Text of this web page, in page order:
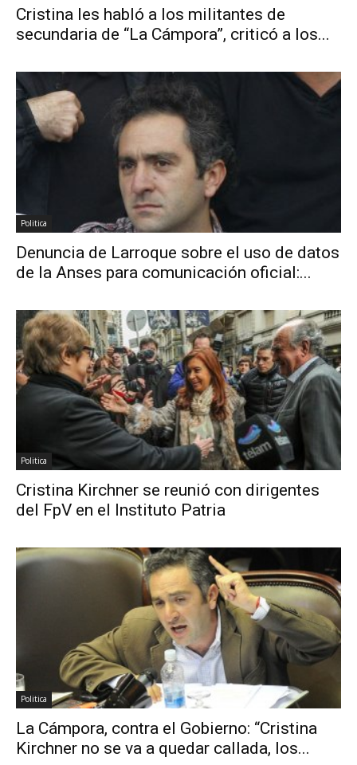
Cristina les habló a los militantes de
secundaria de “La Cámpora”, criticó a los...
Politica
Denuncia de Larroque sobre el uso de datos
de la Anses para comunicación oficial:...
Politica
Cristina Kirchner se reunió con dirigentes
del FpV en el Instituto Patria
Politica
La Cámpora, contra el Gobierno: “Cristina
Kirchner no se va a quedar callada, los...